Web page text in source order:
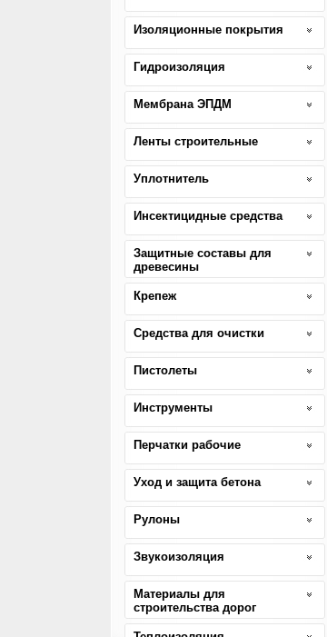
Изоляционные покрытия
Гидроизоляция
Мембрана ЭПДМ
Ленты строительные
Уплотнитель
Инсектицидные средства
Защитные составы для
древесины
Крепеж
Средства для очистки
Пистолеты
Инструменты
Перчатки рабочие
Уход и защита бетона
Рулоны
Звукоизоляция
Материалы для
строительства дорог